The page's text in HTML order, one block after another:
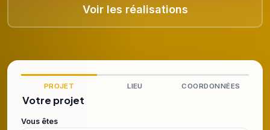
Voir les réalisations
PROJET LIEU COORDONNÉES
Votre projet
Vous êtes